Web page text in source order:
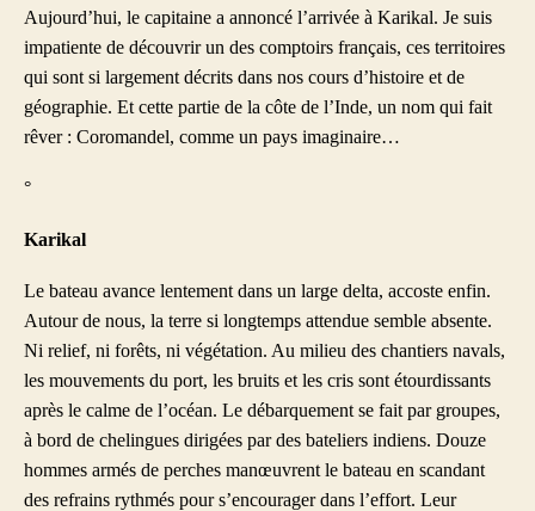
Aujourd’hui, le capitaine a annoncé l’arrivée à Karikal. Je suis
impatiente de découvrir un des comptoirs français, ces territoires
qui sont si largement décrits dans nos cours d’histoire et de
géographie. Et cette partie de la côte de l’Inde, un nom qui fait
rêver : Coromandel, comme un pays imaginaire…
°
Karikal
Le bateau avance lentement dans un large delta, accoste enfin.
Autour de nous, la terre si longtemps attendue semble absente.
Ni relief, ni forêts, ni végétation. Au milieu des chantiers navals,
les mouvements du port, les bruits et les cris sont étourdissants
après le calme de l’océan. Le débarquement se fait par groupes,
à bord de chelingues dirigées par des bateliers indiens. Douze
hommes armés de perches manœuvrent le bateau en scandant
des refrains rythmés pour s’encourager dans l’effort. Leur